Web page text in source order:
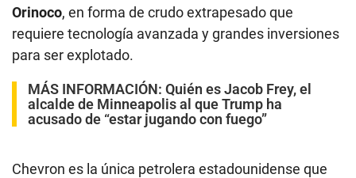
Orinoco, en forma de crudo extrapesado que
requiere tecnología avanzada y grandes inversiones
para ser explotado.
MÁS INFORMACIÓN: Quién es Jacob Frey, el
alcalde de Minneapolis al que Trump ha
acusado de “estar jugando con fuego”
Chevron es la única petrolera estadounidense que